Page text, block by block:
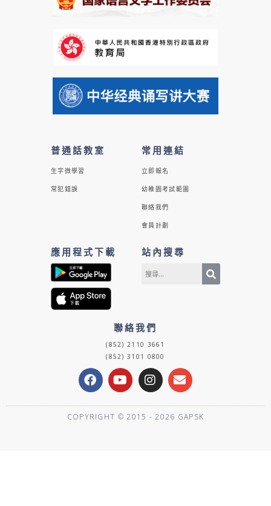
普通話教室
生字微學習
常犯錯誤
常用連結
立即報名
幼稚園考試範圍
聯絡我們
會員計劃
應用程式下載 站內搜尋
聯絡我們
(852) 2110 3661
(852) 3101 0800
F
a
c
e
b
Y
o
u
t
u
I
n
s
t
a
E
n
v
e
l
COPYRIGHT © 2015 - 2026 GAPSK